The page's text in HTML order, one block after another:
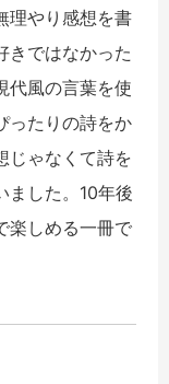
理やり感想を書
きではなかった
代風の言葉を使
ったりの詩をか
じゃなくて詩を
ました。10年後
楽しめる一冊で